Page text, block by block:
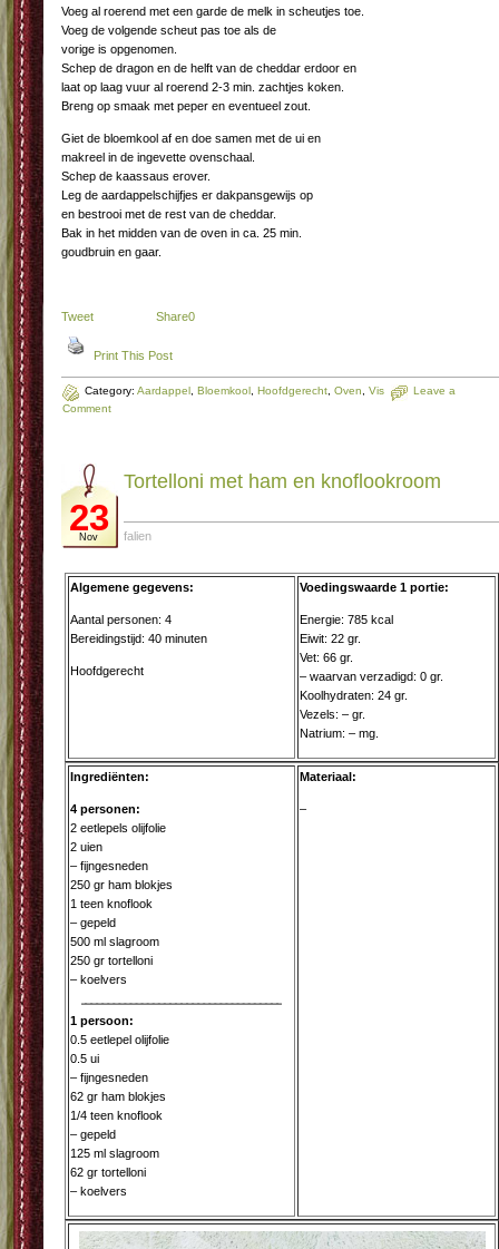
Voeg al roerend met een garde de melk in scheutjes toe.
Voeg de volgende scheut pas toe als de
vorige is opgenomen.
Schep de dragon en de helft van de cheddar erdoor en
laat op laag vuur al roerend 2-3 min. zachtjes koken.
Breng op smaak met peper en eventueel zout.
Giet de bloemkool af en doe samen met de ui en
makreel in de ingevette ovenschaal.
Schep de kaassaus erover.
Leg de aardappelschijfjes er dakpansgewijs op
en bestrooi met de rest van de cheddar.
Bak in het midden van de oven in ca. 25 min.
goudbruin en gaar.
Tweet Share0
Print This Post
Category: Aardappel Bloemkool Hoofdgerecht Oven Vis
Leave a
Comment
23
Nov
Tor­tel­lo­ni met ham en knof­look­room
falien
Algemene gegevens:
Aantal personen: 4
Bereidingstijd: 40 minuten
Hoofdgerecht
Voedingswaarde 1 portie:
Energie: 785 kcal
Eiwit: 22 gr.
Vet: 66 gr.
– waarvan verzadigd: 0 gr.
Koolhydraten: 24 gr.
Vezels: – gr.
Natrium: – mg.
Ingrediënten:
4 personen:
2 eetlepels olijfolie
2 uien
– fijngesneden
250 gr ham blokjes
1 teen knoflook
– gepeld
500 ml slagroom
250 gr tortelloni
– koelvers
1 persoon:
0.5 eetlepel olijfolie
0.5 ui
– fijngesneden
62 gr ham blokjes
1/4 teen knoflook
– gepeld
125 ml slagroom
62 gr tortelloni
– koelvers
Materiaal:
–